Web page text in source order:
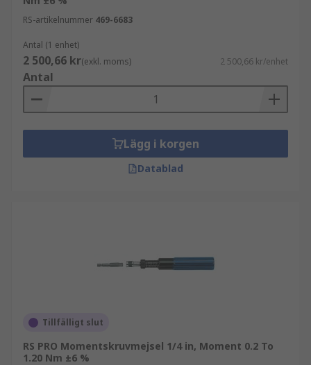
RS-artikelnummer 469-6683
Antal (1 enhet)
2 500,66 kr(exkl. moms) 2 500,66 kr/enhet
Antal
Lägg i korgen
Datablad
Tillfälligt slut
RS PRO Momentskruvmejsel 1/4 in, Moment 0.2 To
1.20 Nm ±6 %